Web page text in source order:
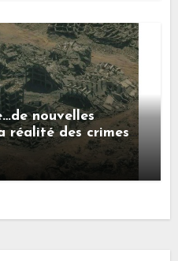
nouvelles
réalité des crimes